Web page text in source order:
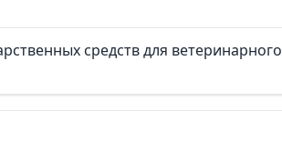
средств для ветеринарного